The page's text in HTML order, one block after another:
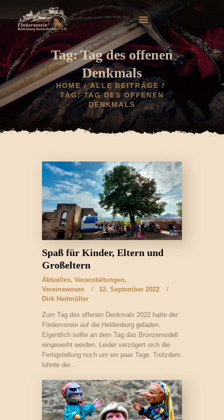
Tag: Tag des offenen
Denkmals
HOME
ALLE BEITRÄGE
TAG: TAG DES OFFENEN
DENKMALS
HOME
AKTUELLES
HELDENBURG
HISTORIE
GALERIE
Spaß für Kinder, Eltern und
Großeltern
Aktuelles, Veranstaltungen,
Vereinswesen
12. September 2022
Dirk Heitmüller
Zum Tag des offenen Denkmals 2022 hatte der
Förderverein auf die Heldenburg geladen.
Eigentlich sollte an dem Tag das Bronzemodell
eingeweiht werden. Leider verzögert sich die
Fertigstellung noch um ein paar Tage. Trotzdem
lohnte der…